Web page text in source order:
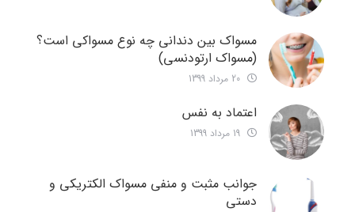
مسواک بین دندانی چه نوع مسواکی است؟
(مسواک ارتودنسی)
اعتماد به نفس
جوانب مثبت و منفی مسواک الکتریکی و
دستی